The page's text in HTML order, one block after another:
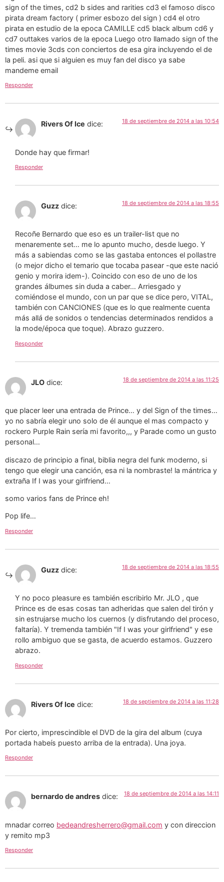
sign of the times, cd2 b sides and rarities cd3 el famoso disco
pirata dream factory ( primer esbozo del sign ) cd4 el otro
pirata en estudio de la epoca CAMILLE cd5 black album cd6 y
cd7 outtakes varios de la epoca Luego otro llamado sign of the
times movie 3cds con conciertos de esa gira incluyendo el de
la peli. asi que si alguien es muy fan del disco ya sabe
mandeme email
Responder
Rivers Of Ice dice: 18 de septiembre de 2014 a las 10:54
Donde hay que firmar!
Responder
Guzz dice: 18 de septiembre de 2014 a las 18:55
Recoñe Bernardo que eso es un trailer-list que no
menaremente set… me lo apunto mucho, desde luego. Y
más a sabiendas como se las gastaba entonces el pollastre
(o mejor dicho el temario que tocaba pasear -que este nació
genio y morira idem-). Coincido con eso de uno de los
grandes álbumes sin duda a caber… Arriesgado y
comiéndose el mundo, con un par que se dice pero, VITAL,
también con CANCIONES (que es lo que realmente cuenta
más allá de sonidos o tendencias determinados rendidos a
la mode/época que toque). Abrazo guzzero.
Responder
JLO dice: 18 de septiembre de 2014 a las 11:25
que placer leer una entrada de Prince… y del Sign of the times…
yo no sabría elegir uno solo de él aunque el mas compacto y
rockero Purple Rain sería mi favorito,,, y Parade como un gusto
personal…
discazo de principio a final, biblia negra del funk moderno, si
tengo que elegir una canción, esa ni la nombraste! la mántrica y
extraña If I was your girlfriend…
somo varios fans de Prince eh!
Pop life…
Responder
Guzz dice: 18 de septiembre de 2014 a las 18:55
Y no poco pleasure es también escribirlo Mr. JLO , que
Prince es de esas cosas tan adheridas que salen del tirón y
sin estrujarse mucho los cuernos (y disfrutando del proceso,
faltaría). Y tremenda también "If I was your girlfriend" y ese
rollo ambiguo que se gasta, de acuerdo estamos. Guzzero
abrazo.
Responder
Rivers Of Ice dice: 18 de septiembre de 2014 a las 11:28
Por cierto, imprescindible el DVD de la gira del album (cuya
portada habeís puesto arriba de la entrada). Una joya.
Responder
bernardo de andres dice: 18 de septiembre de 2014 a las 14:11
mnadar correo bedeandresherrero@gmail.com y con direccion
y remito mp3
Responder